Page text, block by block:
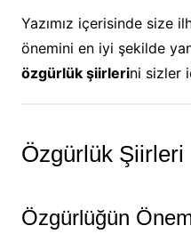
Yazımız içerisinde size
önemini en iyi şekilde
özgürlük şiirlerini sizler
Özgürlük Şiirleri
Özgürlüğün